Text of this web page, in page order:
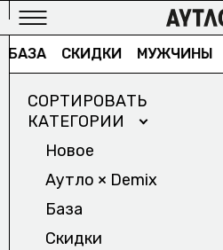
МУЖСКОЕ
ИЗБРАННОЕ/
БАЗА СКИДКИ МУЖЧИНЫ
СОРТИРОВАТЬ
КАТЕГОРИИ
Новое
Аутло × Demix
База
Скидки